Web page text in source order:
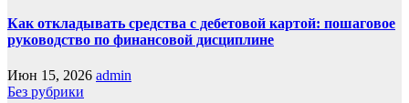
Как откладывать средства с дебетовой картой: пошаговое
руководство по финансовой дисциплине
Июн 15, 2026 admin
Без рубрики